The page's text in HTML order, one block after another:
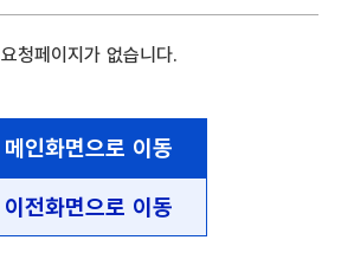
요청페이지가 없습니다.
메인화면으로 이동
이전화면으로 이동